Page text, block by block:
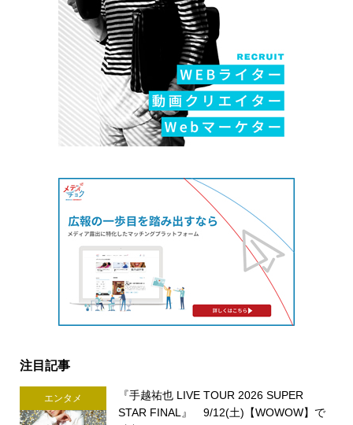
注目記事
エンタメ
『手越祐也 LIVE TOUR 2026 SUPER
STAR FINAL』 9/12(土)【WOWOW】で